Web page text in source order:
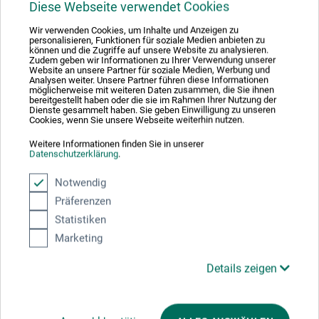
Diese Webseite verwendet Cookies
Wir verwenden Cookies, um Inhalte und Anzeigen zu
personalisieren, Funktionen für soziale Medien anbieten zu
können und die Zugriffe auf unsere Website zu analysieren.
Zudem geben wir Informationen zu Ihrer Verwendung unserer
Website an unsere Partner für soziale Medien, Werbung und
Analysen weiter. Unsere Partner führen diese Informationen
möglicherweise mit weiteren Daten zusammen, die Sie ihnen
bereitgestellt haben oder die sie im Rahmen Ihrer Nutzung der
Dienste gesammelt haben. Sie geben Einwilligung zu unseren
Cookies, wenn Sie unsere Webseite weiterhin nutzen.
Weitere Informationen finden Sie in unserer
Datenschutzerklärung.
Notwendig
Präferenzen
Statistiken
Marketing
Details zeigen
boesner GmbH distribution + logistics
Liegnitzer Str. 17
58454 Witten
DEUTSCHLAND
info.dl@boesner.com
Kunden kauften auch